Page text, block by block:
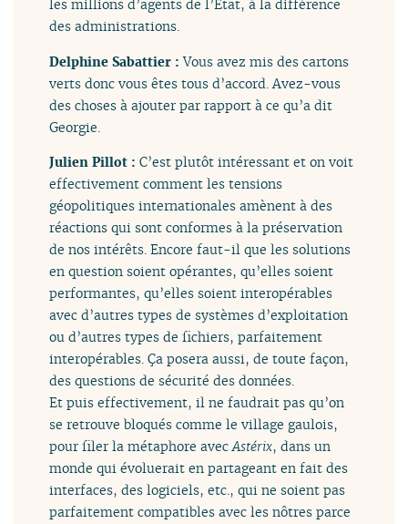
les millions d’agents de l’État, à la différence
des administrations.
Delphine Sabattier :Vous avez mis des cartons
verts donc vous êtes tous d’accord. Avez-vous
des choses à ajouter par rapport à ce qu’a dit
Georgie.
Julien Pillot :C’est plutôt intéressant et on voit
effectivement comment les tensions
géopolitiques internationales amènent à des
réactions qui sont conformes à la préservation
de nos intérêts. Encore faut-il que les solutions
en question soient opérantes, qu’elles soient
performantes, qu’elles soient interopérables
avec d’autres types de systèmes d’exploitation
ou d’autres types de fichiers, parfaitement
interopérables. Ça posera aussi, de toute façon,
des questions de sécurité des données.
Et puis effectivement, il ne faudrait pas qu’on
se retrouve bloqués comme le village gaulois,
pour filer la métaphore avecAstérix, dans un
monde qui évoluerait en partageant en fait des
interfaces, des logiciels, etc., qui ne soient pas
parfaitement compatibles avec les nôtres parce